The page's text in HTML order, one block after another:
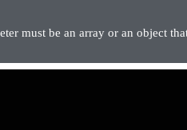
must be an array or an object